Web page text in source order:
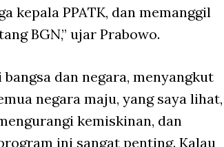
kepala PPATK, dan memanggil
BGN,” ujar Prabowo.
dan negara, menyangkut
negara maju, yang saya lihat,
kemiskinan, dan
ini sangat penting. Kalau